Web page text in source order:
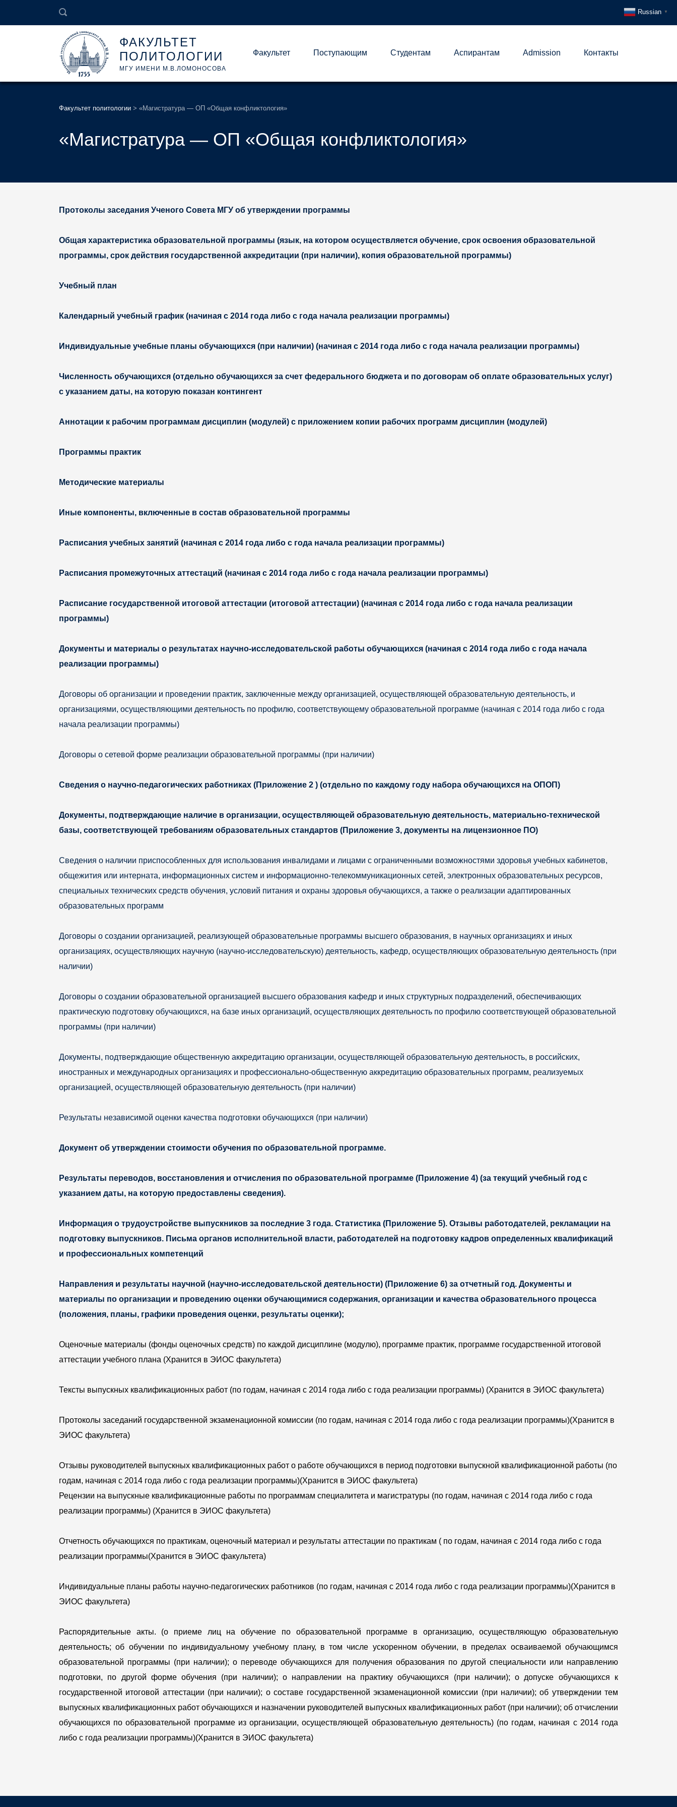
ФАКУЛЬТЕТ
ПОЛИТОЛОГИИ
МГУ ИМЕНИ М.В.ЛОМОНОСОВА
Факультет Поступающим Студентам Аспирантам Admission Контакты
Факультет политологии > «Магистратура — ОП «Общая конфликтология»
«Магистратура — ОП «Общая конфликтология»
Протоколы заседания Ученого Совета МГУ об утверждении программы
Общая характеристика образовательной программы (язык, на котором осуществляется обучение, срок освоения образовательной
программы, срок действия государственной аккредитации (при наличии), копия образовательной программы)
Учебный план
Календарный учебный график (начиная с 2014 года либо с года начала реализации программы)
Индивидуальные учебные планы обучающихся (при наличии) (начиная с 2014 года либо с года начала реализации программы)
Численность обучающихся (отдельно обучающихся за счет федерального бюджета и по договорам об оплате образовательных услуг)
с указанием даты, на которую показан контингент
Аннотации к рабочим программам дисциплин (модулей) с приложением копии рабочих программ дисциплин (модулей)
Программы практик
Методические материалы
Иные компоненты, включенные в состав образовательной программы
Расписания учебных занятий (начиная с 2014 года либо с года начала реализации программы)
Расписания промежуточных аттестаций (начиная с 2014 года либо с года начала реализации программы)
Расписание государственной итоговой аттестации (итоговой аттестации) (начиная с 2014 года либо с года начала реализации
программы)
Документы и материалы о результатах научно-исследовательской работы обучающихся (начиная с 2014 года либо с года начала
реализации программы)
Договоры об организации и проведении практик, заключенные между организацией, осуществляющей образовательную деятельность, и
организациями, осуществляющими деятельность по профилю, соответствующему образовательной программе (начиная с 2014 года либо с года
начала реализации программы)
Договоры о сетевой форме реализации образовательной программы (при наличии)
Сведения о научно-педагогических работниках (Приложение 2 ) (отдельно по каждому году набора обучающихся на ОПОП)
Документы, подтверждающие наличие в организации, осуществляющей образовательную деятельность, материально-технической
базы, соответствующей требованиям образовательных стандартов (Приложение 3, документы на лицензионное ПО)
Сведения о наличии приспособленных для использования инвалидами и лицами с ограниченными возможностями здоровья учебных кабинетов,
общежития или интерната, информационных систем и информационно-телекоммуникационных сетей, электронных образовательных ресурсов,
специальных технических средств обучения, условий питания и охраны здоровья обучающихся, а также о реализации адаптированных
образовательных программ
Договоры о создании организацией, реализующей образовательные программы высшего образования, в научных организациях и иных
организациях, осуществляющих научную (научно-исследовательскую) деятельность, кафедр, осуществляющих образовательную деятельность (при
наличии)
Договоры о создании образовательной организацией высшего образования кафедр и иных структурных подразделений, обеспечивающих
практическую подготовку обучающихся, на базе иных организаций, осуществляющих деятельность по профилю соответствующей образовательной
программы (при наличии)
Документы, подтверждающие общественную аккредитацию организации, осуществляющей образовательную деятельность, в российских,
иностранных и международных организациях и профессионально-общественную аккредитацию образовательных программ, реализуемых
организацией, осуществляющей образовательную деятельность (при наличии)
Результаты независимой оценки качества подготовки обучающихся (при наличии)
Документ об утверждении стоимости обучения по образовательной программе.
Результаты переводов, восстановления и отчисления по образовательной программе (Приложение 4) (за текущий учебный год с
указанием даты, на которую предоставлены сведения).
Информация о трудоустройстве выпускников за последние 3 года. Статистика (Приложение 5). Отзывы работодателей, рекламации на
подготовку выпускников. Письма органов исполнительной власти, работодателей на подготовку кадров определенных квалификаций
и профессиональных компетенций
Направления и результаты научной (научно-исследовательской деятельности) (Приложение 6) за отчетный год. Документы и
материалы по организации и проведению оценки обучающимися содержания, организации и качества образовательного процесса
(положения, планы, графики проведения оценки, результаты оценки);
Оценочные материалы (фонды оценочных средств) по каждой дисциплине (модулю), программе практик, программе государственной итоговой
аттестации учебного плана (Хранится в ЭИОС факультета)
Тексты выпускных квалификационных работ (по годам, начиная с 2014 года либо с года реализации программы) (Хранится в ЭИОС факультета)
Протоколы заседаний государственной экзаменационной комиссии (по годам, начиная с 2014 года либо с года реализации программы)(Хранится в
ЭИОС факультета)
Отзывы руководителей выпускных квалификационных работ о работе обучающихся в период подготовки выпускной квалификационной работы (по
годам, начиная с 2014 года либо с года реализации программы)(Хранится в ЭИОС факультета)
Рецензии на выпускные квалификационные работы по программам специалитета и магистратуры (по годам, начиная с 2014 года либо с года
реализации программы) (Хранится в ЭИОС факультета)
Отчетность обучающихся по практикам, оценочный материал и результаты аттестации по практикам ( по годам, начиная с 2014 года либо с года
реализации программы(Хранится в ЭИОС факультета)
Индивидуальные планы работы научно-педагогических работников (по годам, начиная с 2014 года либо с года реализации программы)(Хранится в
ЭИОС факультета)
Распорядительные акты. (о приеме лиц на обучение по образовательной программе в организацию, осуществляющую образовательную
деятельность; об обучении по индивидуальному учебному плану, в том числе ускоренном обучении, в пределах осваиваемой обучающимся
образовательной программы (при наличии); о переводе обучающихся для получения образования по другой специальности или направлению
подготовки, по другой форме обучения (при наличии); о направлении на практику обучающихся (при наличии); о допуске обучающихся к
государственной итоговой аттестации (при наличии); о составе государственной экзаменационной комиссии (при наличии); об утверждении тем
выпускных квалификационных работ обучающихся и назначении руководителей выпускных квалификационных работ (при наличии); об отчислении
обучающихся по образовательной программе из организации, осуществляющей образовательную деятельность) (по годам, начиная с 2014 года
либо с года реализации программы)(Хранится в ЭИОС факультета)
Russian ▼